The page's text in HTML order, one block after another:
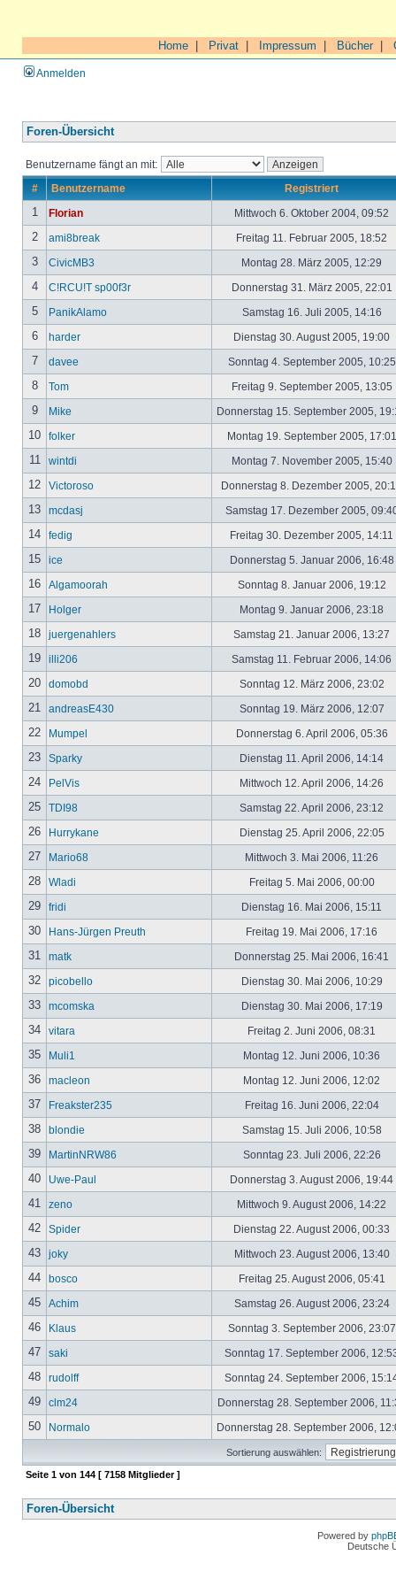
Home Privat Impressum Bücher|
Anmelden
Foren-Übersicht
Benutzername fängt an mit:
# Benutzername Registriert
1 Florian Mittwoch 6. Oktober 2004, 09:52
2 ami8break Freitag 11. Februar 2005, 18:52
3 CivicMB3 Montag 28. März 2005, 12:29
4 C!RCU!T sp00f3r Donnerstag 31. März 2005, 22:01
5 PanikAlamo Samstag 16. Juli 2005, 14:16
6 harder Dienstag 30. August 2005, 19:00
7 davee Sonntag 4. September 2005,
8 Tom Freitag 9. September 2005, 13:05
9 Mike Donnerstag 15. September 2005,
10 folker Montag 19. September 2005,
11 wintdi Montag 7. November 2005, 15:40
12 Victoroso Donnerstag 8. Dezember 2005,
13 mcdasj Samstag 17. Dezember 2005,
14 fedig Freitag 30. Dezember 2005, 14:11
15 ice Donnerstag 5. Januar 2006, 16:48
16 Algamoorah Sonntag 8. Januar 2006, 19:12
17 Holger Montag 9. Januar 2006, 23:18
18 juergenahlers Samstag 21. Januar 2006, 13:27
19 illi206 Samstag 11. Februar 2006, 14:06
20 domobd Sonntag 12. März 2006, 23:02
21 andreasE430 Sonntag 19. März 2006, 12:07
22 Mumpel Donnerstag 6. April 2006, 05:36
23 Sparky Dienstag 11. April 2006, 14:14
24 PelVis Mittwoch 12. April 2006, 14:26
25 TDI98 Samstag 22. April 2006, 23:12
26 Hurrykane Dienstag 25. April 2006, 22:05
27 Mario68 Mittwoch 3. Mai 2006, 11:26
28 Wladi Freitag 5. Mai 2006, 00:00
29 fridi Dienstag 16. Mai 2006, 15:11
30 Hans-Jürgen Preuth Freitag 19. Mai 2006, 17:16
31 matk Donnerstag 25. Mai 2006, 16:41
32 picobello Dienstag 30. Mai 2006, 10:29
33 mcomska Dienstag 30. Mai 2006, 17:19
34 vitara Freitag 2. Juni 2006, 08:31
35 Muli1 Montag 12. Juni 2006, 10:36
36 macleon Montag 12. Juni 2006, 12:02
37 Freakster235 Freitag 16. Juni 2006, 22:04
38 blondie Samstag 15. Juli 2006, 10:58
39 MartinNRW86 Sonntag 23. Juli 2006, 22:26
40 Uwe-Paul Donnerstag 3. August 2006, 19:44
41 zeno Mittwoch 9. August 2006, 14:22
42 Spider Dienstag 22. August 2006, 00:33
43 joky Mittwoch 23. August 2006, 13:40
44 bosco Freitag 25. August 2006, 05:41
45 Achim Samstag 26. August 2006, 23:24
46 Klaus Sonntag 3. September 2006,
47 saki Sonntag 17. September 2006,
48 rudolff Sonntag 24. September 2006,
49 clm24 Donnerstag 28. September 2006,
50 Normalo Donnerstag 28. September 2006,
Sortierung auswählen:
Seite 1 von 144 [ 7158 Mitglieder ]
Foren-Übersicht
Powered by
Deutsche